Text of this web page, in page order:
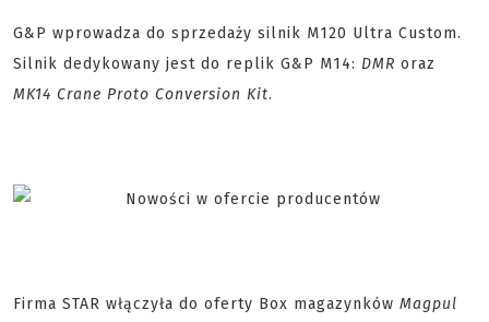
G&P wprowadza do sprzedaży silnik M120 Ultra Custom.
Silnik dedykowany jest do replik G&P M14: DMR oraz
MK14 Crane Proto Conversion Kit.
Firma STAR włączyła do oferty Box magazynków Magpul